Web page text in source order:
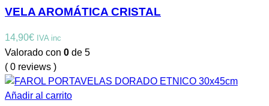
VELA AROMÁTICA CRISTAL
14,90€ IVA inc
Valorado con 0 de 5
( 0 reviews )
Añadir al carrito